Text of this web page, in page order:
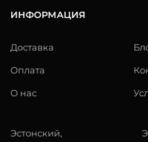
ИНФОРМАЦИЯ
Доставка
Оплата
О нас
Эстонский,